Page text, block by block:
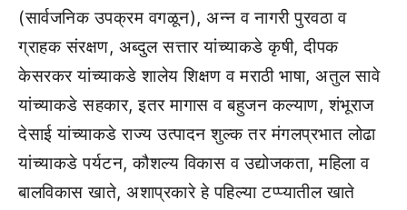
(सार्वजनिक उपक्रम वगळून), अन्न व नागरी पुरवठा व
ग्राहक संरक्षण, अब्दुल सत्तार यांच्याकडे कृषी, दीपक
केसरकर यांच्याकडे शालेय शिक्षण व मराठी भाषा, अतुल सावे
यांच्याकडे सहकार, इतर मागास व बहुजन कल्याण, शंभूराज
देसाई यांच्याकडे राज्य उत्पादन शुल्क तर मंगलप्रभात लोढा
यांच्याकडे पर्यटन, कौशल्य विकास व उद्योजकता, महिला व
बालविकास खाते, अशाप्रकारे हे पहिल्या टप्प्यातील खाते